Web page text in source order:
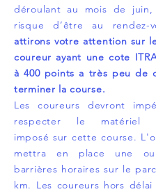
déroulant au mois de juin,
risque d’être au rendez-
attirons votre attention sur
coureur ayant une cote
à 400 points a très peu de
terminer la course.
Les coureurs devront
respecter le matériel
imposé sur cette course.
mettra en place une ou
barrières horaires sur le
km. Les coureurs hors